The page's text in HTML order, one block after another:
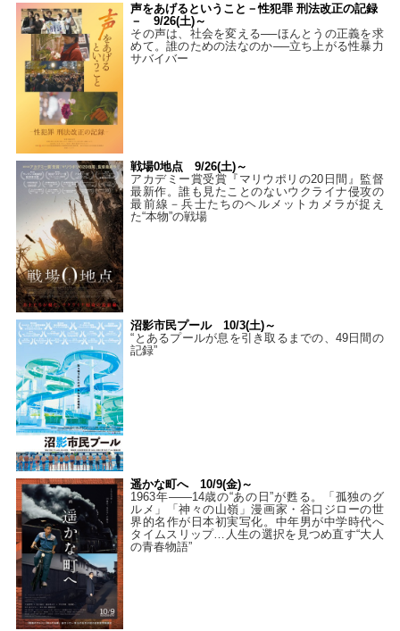
声をあげるということ－性犯罪 刑法改正の記録
－ 9/26(土)～
その声は、社会を変える──ほんとうの正義を求
めて。誰のための法なのか──立ち上がる性暴力
サバイバー
戦場0地点 9/26(土)～
アカデミー賞受賞『マリウポリの20日間』監督
最新作。誰も見たことのないウクライナ侵攻の
最前線－兵士たちのヘルメットカメラが捉え
た“本物”の戦場
沼影市民プール 10/3(土)～
“とあるプールが息を引き取るまでの、49日間の
記録”
遥かな町へ 10/9(金)～
1963年――14歳の“あの日”が甦る。「孤独のグ
ルメ」「神々の山嶺」漫画家・谷口ジローの世
界的名作が日本初実写化。中年男が中学時代へ
タイムスリップ…人生の選択を見つめ直す“大人
の青春物語”